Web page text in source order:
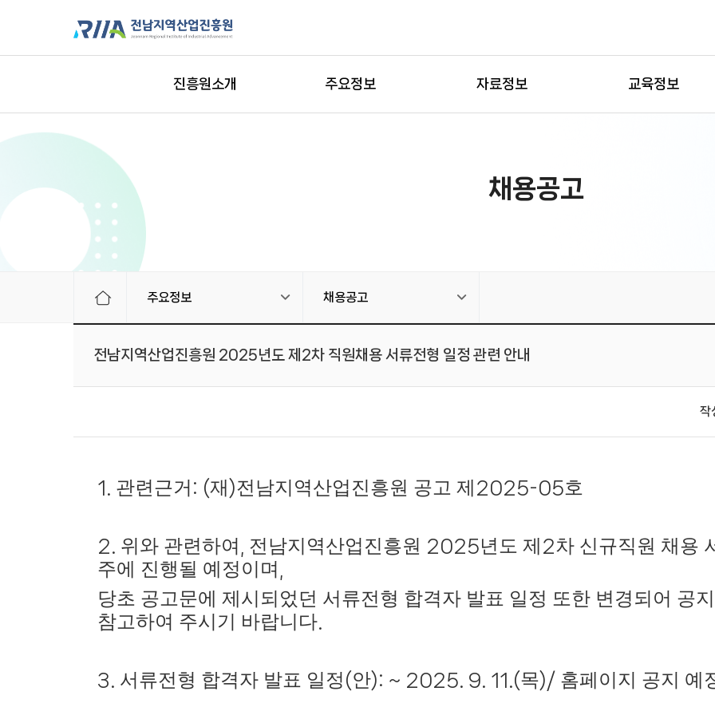
진흥원소개 주요정보 자료정보 교육정보
채용공고
주요정보 채용공고
전남지역산업진흥원 2025년도 제2차 직원채용 서류전형 일정 관련 안내
작
1. 관련근거 : (재 )전남지역산업진흥원 공고 제 2025-05호
2. 위와 관련하여 전남지역산업진흥원 2025년도 제 2차 신규직원 채용
주에 진행될 예정이며
당초 공고문에 제시되었던 서류전형 합격자 발표 일정 또한 변경되어 공
참고하여 주시기 바랍니다.
3. 서류전형 합격자 발표 일정(안): ~ 2025. 9. 11.(목)/ 홈페이지 공지 예